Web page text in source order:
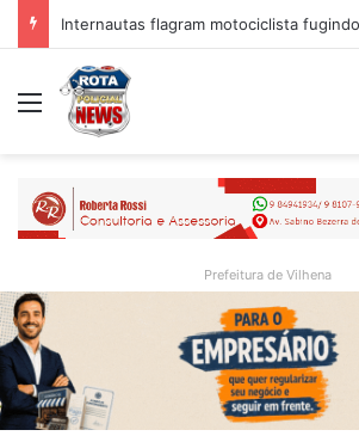
Menu
Prefeitura de Vilhena